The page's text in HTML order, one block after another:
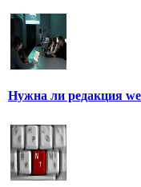
Нужна ли редакция